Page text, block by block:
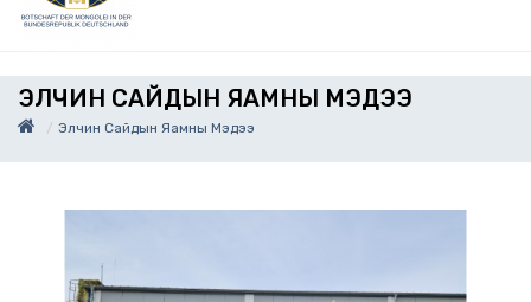
ЭЛЧИН САЙДЫН ЯАМНЫ МЭДЭЭ
Элчин Сайдын Яамны Мэдээ